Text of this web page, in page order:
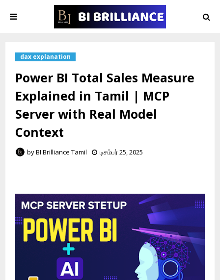
dax explanation
Power BI Total Sales Measure
Explained in Tamil | MCP
Server with Real Model
Context
byBI Brilliance Tamil டிசம்பர் 25, 2025